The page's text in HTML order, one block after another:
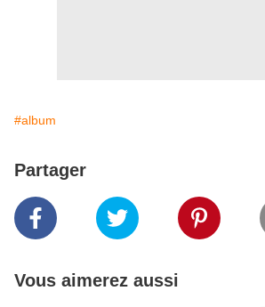
#album
Partager
Vous aimerez aussi